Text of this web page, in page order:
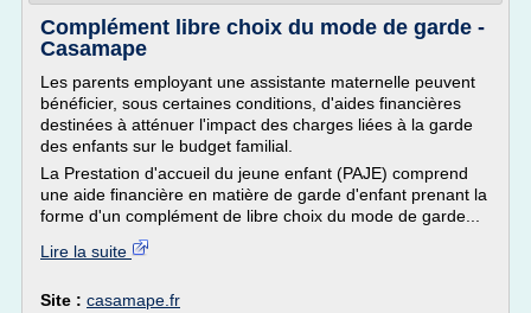
Complément libre choix du mode de garde -
Casamape
Les parents employant une assistante maternelle peuvent
bénéficier, sous certaines conditions, d'aides financières
destinées à atténuer l'impact des charges liées à la garde
des enfants sur le budget familial.
La Prestation d'accueil du jeune enfant (PAJE) comprend
une aide financière en matière de garde d'enfant prenant la
forme d'un complément de libre choix du mode de garde...
Lire la suite
Site : casamape.fr